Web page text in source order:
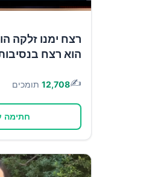
רצח ימנו זלקה
הוא רצח
✍️
12,708 תומכים
חתימה